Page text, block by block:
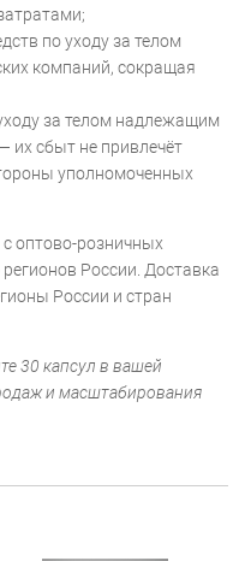
по уходу за телом
компаний, сокращая
за телом надлежащим
их сбыт не привлечёт
уполномоченных
с оптово-розничных
России. Доставка
России и стран
30 капсул в вашей
и масштабирования